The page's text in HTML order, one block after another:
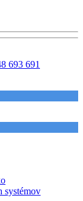
693 691
systémov